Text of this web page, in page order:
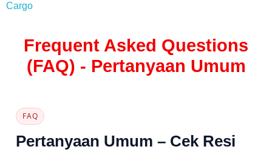
Cargo
Frequent Asked Questions
(FAQ) - Pertanyaan Umum
FAQ
Pertanyaan Umum – Cek Resi